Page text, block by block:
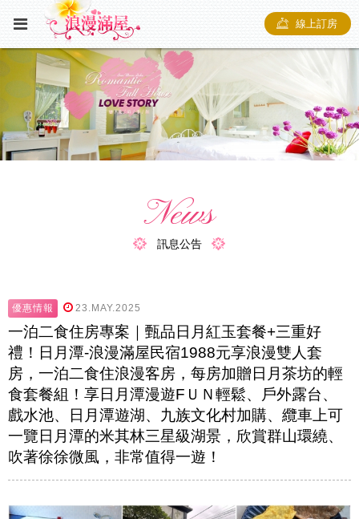
線上訂房
News
訊息公告
優惠情報 23.MAY.2025
一泊二食住房專案｜甄品日月紅玉套餐+三重好
禮！日月潭-浪漫滿屋民宿1988元享浪漫雙人套
房，一泊二食住浪漫客房，每房加贈日月茶坊的輕
食套餐組！享日月潭漫遊FＵＮ輕鬆、戶外露台、
戲水池、日月潭遊湖、九族文化村加購、纜車上可
一覽日月潭的米其林三星級湖景，欣賞群山環繞、
吹著徐徐微風，非常值得一遊！